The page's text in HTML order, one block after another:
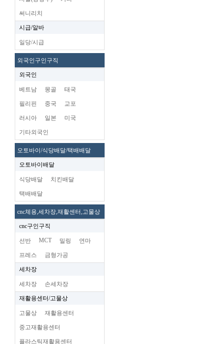
써니리치
시급/알바
일당/시급
외국인구인구직
외국인
베트남 몽골 태국
필리핀 중국 교포
러시아 일본 미국
기타외국인
오토바이/식당배달/택배배달
오토바이배달
식당배달 치킨배달
택배배달
cnc체용,세차장,재활센터,고물상
cnc구인구직
선반 MCT 밀링 연마
프레스 금형가공
세차장
세차장 손세차장
재활용센터/고물상
고물상 재활용센터
중고재활용센터
플라스틱재활용센터